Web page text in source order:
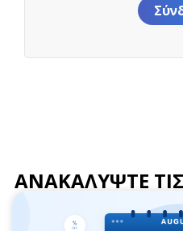
ΑΝΑΚΑΛΥΨΤΕ